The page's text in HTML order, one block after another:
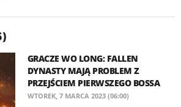
GRACZE WO LONG: FALLEN
DYNASTY MAJĄ PROBLEM Z
PRZEJŚCIEM PIERWSZEGO BOSSA
WTOREK, 7 MARCA 2023 (06:00)